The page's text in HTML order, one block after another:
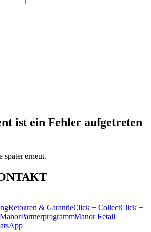
ist ein Fehler aufgetreten
später erneut.
Retouren & GarantieClick + CollectClick +
PartnerprogrammManor Retail